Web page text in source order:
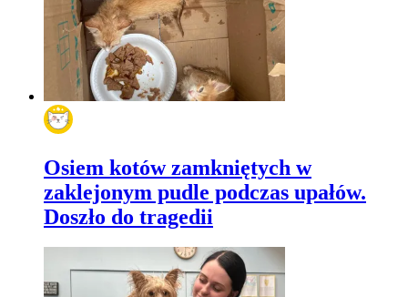
Osiem kotów zamkniętych w
zaklejonym pudle podczas upałów.
Doszło do tragedii